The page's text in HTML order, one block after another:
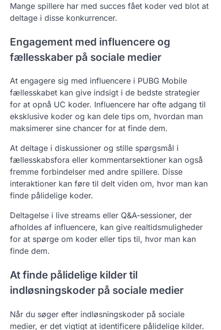
Mange spillere har med succes fået koder ved blot at
deltage i disse konkurrencer.
Engagement med influencere og
fællesskaber på sociale medier
At engagere sig med influencere i PUBG Mobile
fællesskabet kan give indsigt i de bedste strategier
for at opnå UC koder. Influencere har ofte adgang til
eksklusive koder og kan dele tips om, hvordan man
maksimerer sine chancer for at finde dem.
At deltage i diskussioner og stille spørgsmål i
fællesskabsfora eller kommentarsektioner kan også
fremme forbindelser med andre spillere. Disse
interaktioner kan føre til delt viden om, hvor man kan
finde pålidelige koder.
Deltagelse i live streams eller Q&A-sessioner, der
afholdes af influencere, kan give realtidsmuligheder
for at spørge om koder eller tips til, hvor man kan
finde dem.
At finde pålidelige kilder til
indløsningskoder på sociale medier
Når du søger efter indløsningskoder på sociale
medier, er det vigtigt at identificere pålidelige kilder.